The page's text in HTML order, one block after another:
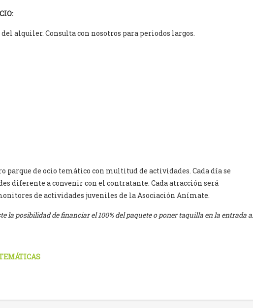
alquiler. Consulta con nosotros para periodos largos.
parque de ocio temático con multitud de actividades. Cada día se
diferente a convenir con el contratante. Cada atracción será
de actividades juveniles de la Asociación Anímate.
la posibilidad de financiar el 100% del paquete o poner taquilla en la entrada